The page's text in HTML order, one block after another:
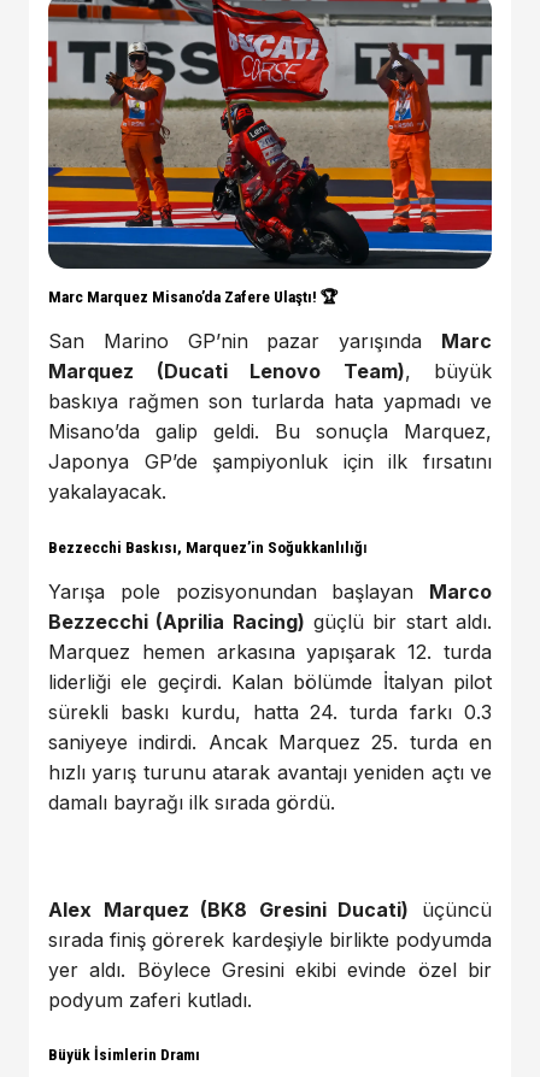
Marc Marquez Misano’da Zafere Ulaştı! 🏆
San Marino GP’nin pazar yarışında Marc
Marquez (Ducati Lenovo Team), büyük
baskıya rağmen son turlarda hata yapmadı ve
Misano’da galip geldi. Bu sonuçla Marquez,
Japonya GP’de şampiyonluk için ilk fırsatını
yakalayacak.
Bezzecchi Baskısı, Marquez’in Soğukkanlılığı
Yarışa pole pozisyonundan başlayan Marco
Bezzecchi (Aprilia Racing) güçlü bir start aldı.
Marquez hemen arkasına yapışarak 12. turda
liderliği ele geçirdi. Kalan bölümde İtalyan pilot
sürekli baskı kurdu, hatta 24. turda farkı 0.3
saniyeye indirdi. Ancak Marquez 25. turda en
hızlı yarış turunu atarak avantajı yeniden açtı ve
damalı bayrağı ilk sırada gördü.
Alex Marquez (BK8 Gresini Ducati) üçüncü
sırada finiş görerek kardeşiyle birlikte podyumda
yer aldı. Böylece Gresini ekibi evinde özel bir
podyum zaferi kutladı.
Büyük İsimlerin Dramı